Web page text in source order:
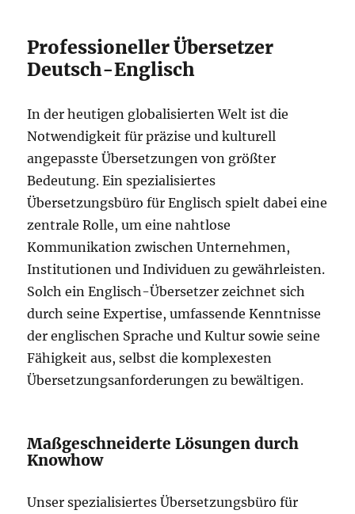
Professioneller Übersetzer
Deutsch-Englisch
In der heutigen globalisierten Welt ist die
Notwendigkeit für präzise und kulturell
angepasste Übersetzungen von größter
Bedeutung. Ein spezialisiertes
Übersetzungsbüro für Englisch spielt dabei eine
zentrale Rolle, um eine nahtlose
Kommunikation zwischen Unternehmen,
Institutionen und Individuen zu gewährleisten.
Solch ein Englisch-Übersetzer zeichnet sich
durch seine Expertise, umfassende Kenntnisse
der englischen Sprache und Kultur sowie seine
Fähigkeit aus, selbst die komplexesten
Übersetzungsanforderungen zu bewältigen.
Maßgeschneiderte Lösungen durch
Knowhow
Unser spezialisiertes Übersetzungsbüro für